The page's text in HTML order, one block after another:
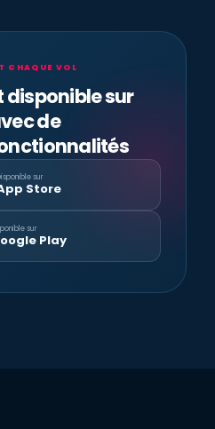
CHAQUE VOL
disponible sur
de
sur
Store
sur
Play